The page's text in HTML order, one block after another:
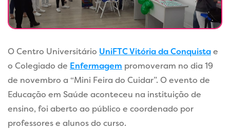
O Centro Universitário UniFTC Vitória da Conquistae
o Colegiado de Enfermagem promoveram no dia 19
de novembro a “Mini Feira do Cuidar”. O evento de
Educação em Saúde aconteceu na instituição de
ensino, foi aberto ao público e coordenado por
professores e alunos do curso.